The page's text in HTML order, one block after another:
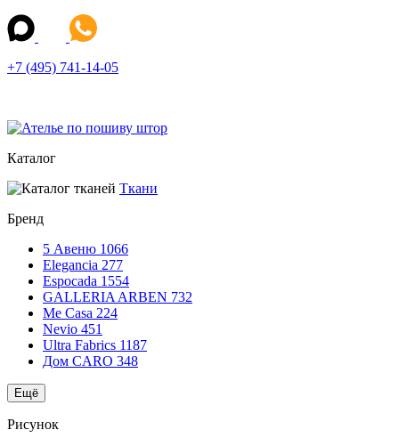
+7 (495) 741-14-05
Каталог
Ткани
Бренд
5 Авеню 1066
Elegancia 277
Espocada 1554
GALLERIA ARBEN 732
Me Casa 224
Nevio 451
Ultra Fabrics 1187
Дом CARO 348
Ещё
Рисунок